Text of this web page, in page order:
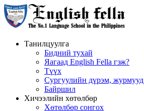
Танилцуулга
Бидний тухай
Яагаад English Fella гэж?
Түүх
Сургуулийн дүрэм, журмууд
Байршил
Хичээлийн хөтөлбөр
Хөтөлбөр сонгох